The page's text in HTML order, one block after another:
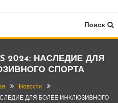
Поиск
2024: НАСЛЕДИЕ ДЛЯ
СПОРТА
Новости
НАСЛЕДИЕ ДЛЯ БОЛЕЕ ИНКЛЮЗИВНОГО